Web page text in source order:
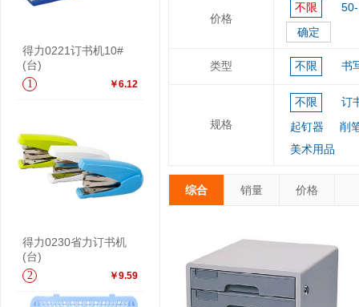
得力0221订书机10#
(台)
￥6.12
1
得力0230省力订书机
(台)
￥9.59
2
价格
不限
确定
类型 不限 书
规格
不限
订
起钉器
削
美术用品
综合 销量 价格